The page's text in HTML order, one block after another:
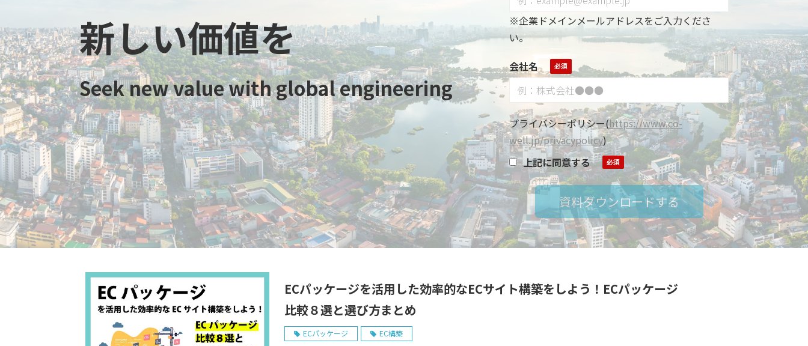
新しい価値を
Seek new value with global engineering
※企業ドメインメールアドレスをご入力くださ
い。
会社名
プライバシーポリシー(https://www.co-
well.jp/privacypolicy)
上記に同意する
ECパッケージを活用した効率的なECサイト構築をしよう！ECパッケージ
比較８選と選び方まとめ
ECパッケージ EC構築